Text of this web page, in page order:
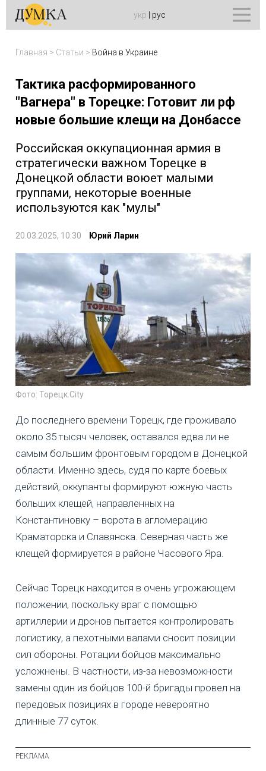
укр рус
Главная > Статьи > Война в Украине
Тактика расформированного
"Вагнера" в Торецке: Готовит ли рф
новые большие клещи на Донбассе
Российская оккупационная армия в
стратегически важном Торецке в
Донецкой области воюет малыми
группами, некоторые военные
используются как "мулы"
20.03.2025, 10:30 Юрий Ларин
Фото: Торецк.City
До последнего времени Торецк, где проживало
около 35 тысяч человек, оставался едва ли не
самым большим фронтовым городом в Донецкой
области. Именно здесь, судя по карте боевых
действий, оккупанты формируют южную часть
больших клещей, направленных на
Константиновку – ворота в агломерацию
Краматорска и Славянска. Северная часть же
клещей формируется в районе Часового Яра.
Сейчас Торецк находится в очень угрожающем
положении, поскольку враг с помощью
артиллерии и дронов пытается контролировать
логистику, а пехотными валами сносит позиции
сил обороны. Ротации бойцов максимально
усложнены. В частности, из-за невозможности
замены один из бойцов 100-й бригады провел на
передовых позициях в городе невероятно
длинные 77 суток.